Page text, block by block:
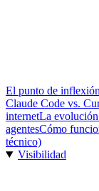
El punto de
Claude Code vs.
internetLa evolución
agentesCómo
técnico)
Visibilidad